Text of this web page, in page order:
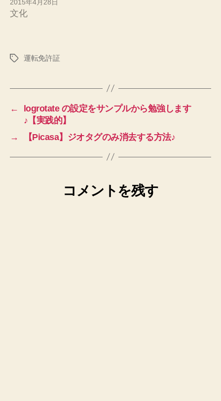
2015年4月28日
文化
タ
運転免許証
←
logrotate の設定をサンプルから勉強します
♪【実践的】
→
【Picasa】ジオタグのみ消去する方法♪
コメントを残す